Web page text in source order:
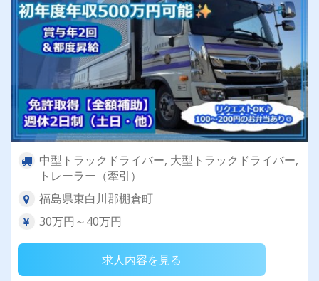
中型トラックドライバー, 大型トラックドライバー,
トレーラー（牽引）
福島県東白川郡棚倉町
30万円～40万円
求人内容を見る